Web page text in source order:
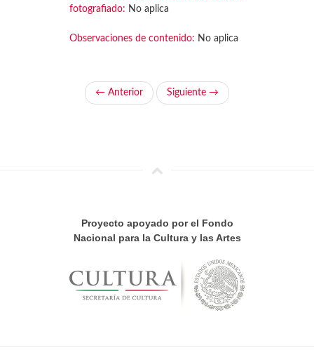
fotografiado: No aplica
Observaciones de contenido: No aplica
← Anterior Siguiente →
Proyecto apoyado por el Fondo
Nacional para la Cultura y las Artes